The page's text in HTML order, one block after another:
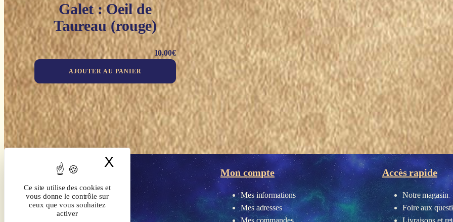
Ce site utilise des cookies et
vous donne le contrôle sur
ceux que vous souhaitez
activer
X Masquer le bandeau des cookies
Galet : Oeil de
Taureau (rouge)
10,00€
AJOUTER AU PANIER
Mon compte
Mes informations
Mes adresses
Mes commandes
Accès rapide
Notre magasin
Foire aux
Livraisons et